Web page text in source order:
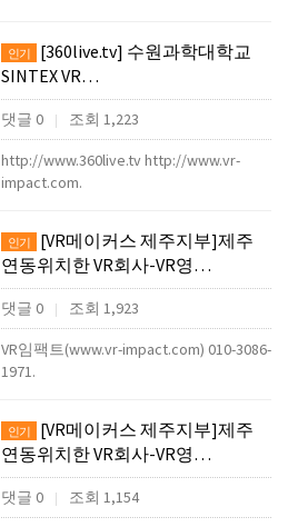
인기
[360live.tv] 수원과학대학교
SINTEX VR…
댓글 0 조회 1,223
http://www.360live.tv http://www.vr-
impact.com.
인기
[VR메이커스 제주지부]제주
연동위치한 VR회사-VR영…
댓글 0 조회 1,923
VR임팩트(www.vr-impact.com) 010-3086-
1971.
인기
[VR메이커스 제주지부]제주
연동위치한 VR회사-VR영…
댓글 0 조회 1,154